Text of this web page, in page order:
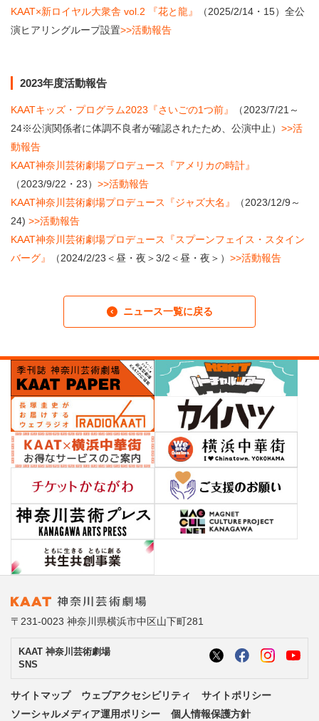
KAAT×新ロイヤル大衆舎 vol.2 『花と龍』
（2025/2/14・15）全公
演ヒアリングループ設置>>活動報告
2023年度活動報告
KAATキッズ・プログラム2023『さいごの1つ前』
（2023/7/21～
24※公演関係者に体調不良者が確認されたため、公演中止） >>活
動報告
KAAT神奈川芸術劇場プロデュース『アメリカの時計』
（2023/9/22・23） >>活動報告
KAAT神奈川芸術劇場プロデュース『ジャズ大名』
（2023/12/9～
24) >>活動報告
KAAT神奈川芸術劇場プロデュース『スプーンフェイス・スタイン
バーグ』
（2024/2/23＜昼・夜＞3/2＜昼・夜＞） >>活動報告
ニュース一覧に戻る
〒231-0023 神奈川県横浜市中区山下町281
KAAT 神奈川芸術劇場
SNS
サイトマップ ウェブアクセシビリティ
サイトポリシー
ソーシャルメディア運用ポリシー
個人情報保護方針